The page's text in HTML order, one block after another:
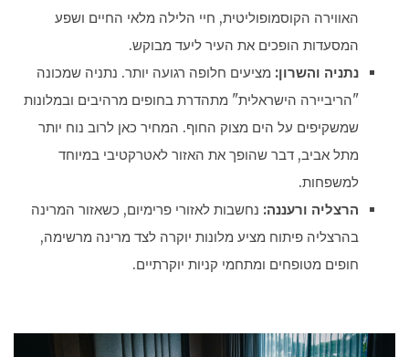
האווירה הקוסמופוליטית, חיי הלילה מלאי החיים ושפע
המסעדות הופכים את העיר ליעד מבוקש.
נתניה והשרון:מציעים חלופה רגועה יותר. נתניה שמכונה
"הריביירה הישראלית" מתהדרת בחופים מרהיבים ובמלונות
שמשקיפים על הים מצוק החוף. המחיר כאן לרוב נוח יותר
מתל אביב, דבר שהופך את האזור לאטרקטיבי במיוחד
למשפחות.
הרצליה ורעננה:נחשבות לאזורי פרימיום, כשאזור המרינה
בהרצליה פיתוח מציע מלונות יוקרה לצד מרינה מרשימה,
חופים מטופחים ומתחמי קניות יוקרתיים.